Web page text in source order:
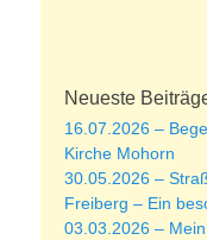
Neueste
16.07.2026 –
Kirche Mohorn
30.05.2026 –
Freiberg – Ein
03.03.2026 –